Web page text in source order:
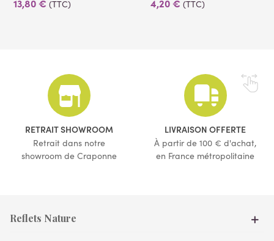
13,80 € (TTC) 4,20 € (TTC)
RETRAIT SHOWROOM
Retrait dans notre
showroom de Craponne
LIVRAISON OFFERTE
À partir de 100 € d'achat,
en France métropolitaine
Reflets Nature